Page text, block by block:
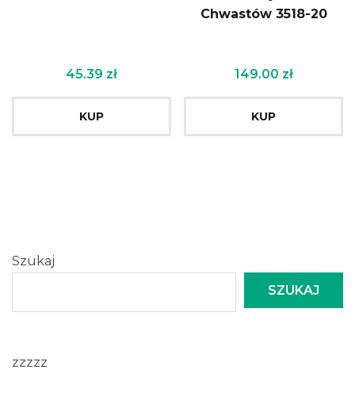
45.39 zł
KUP
Chwastów 3518-20
149.00 zł
KUP
Szukaj
SZUKAJ
zzzzz